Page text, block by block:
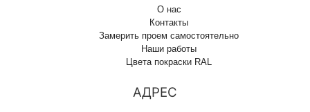
О нас
Контакты
Замерить проем самостоятельно
Наши работы
Цвета покраски RAL
АДРЕС